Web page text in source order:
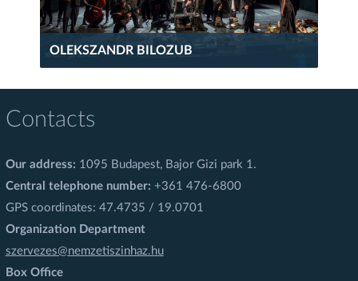
OLEKSZANDR BILOZUB
Contacts
Our address: 1095 Budapest, Bajor Gizi park 1.
Central telephone number: +361 476-6800
GPS coordinates: 47.4735 / 19.0701
Organization Department
szervezes@nemzetiszinhaz.hu
Box Office